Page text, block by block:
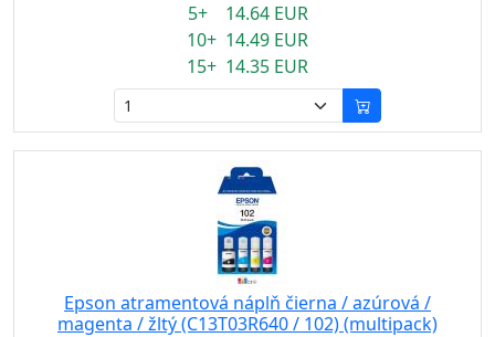
5+ 14.64 EUR
10+ 14.49 EUR
15+ 14.35 EUR
Epson atramentová náplň čierna / azúrová /
magenta / žltý (C13T03R640 / 102) (multipack)